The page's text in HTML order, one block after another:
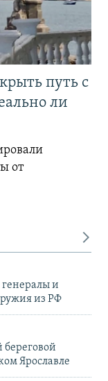
путь с
ли
от
и
из РФ
Ярославле